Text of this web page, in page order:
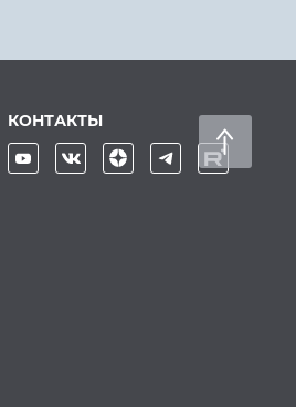
КОНТАКТЫ